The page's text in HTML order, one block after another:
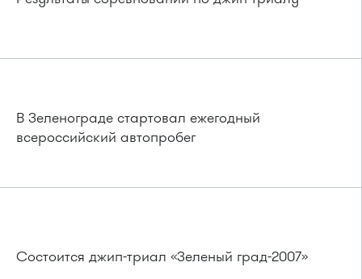
В Зеленограде стартовал ежегодный
всероссийский автопробег
Состоится джип-триал «Зеленый град-2007»